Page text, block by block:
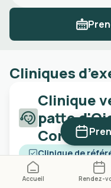
Accueil Rendez-
Cliniques
Clinique
patte
Clinique de
Ouvert
Ferme à 19:30